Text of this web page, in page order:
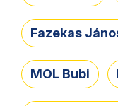
Fazekas
MOL Bubi